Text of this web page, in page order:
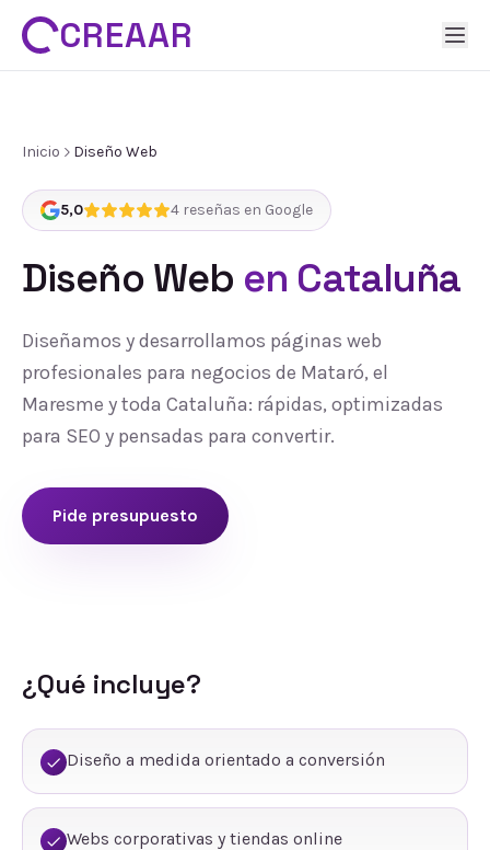
CREAAR
Inicio Diseño Web
5,0 4 reseñas en Google
Diseño Web en Cataluña
Diseñamos y desarrollamos páginas web
profesionales para negocios de Mataró, el
Maresme y toda Cataluña: rápidas, optimizadas
para SEO y pensadas para convertir.
Pide presupuesto
¿Qué incluye?
Diseño a medida orientado a conversión
Webs corporativas y tiendas online